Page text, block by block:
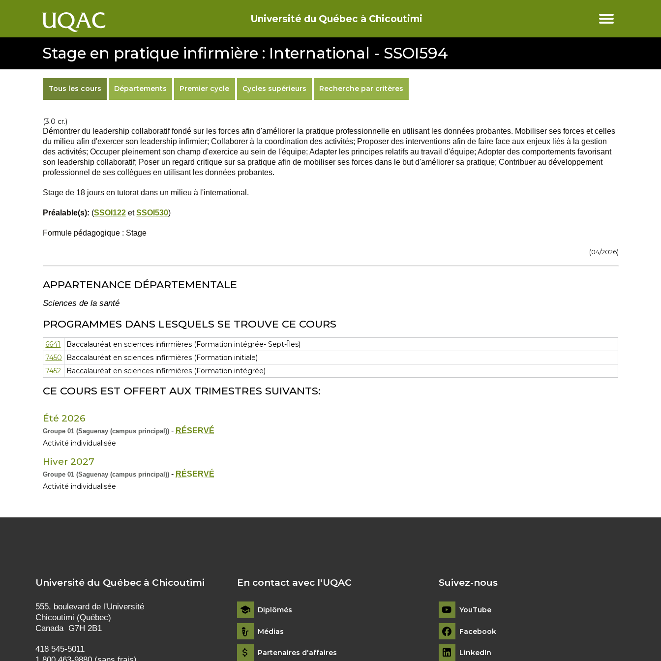
Université du Québec à Chicoutimi
Stage en pratique infirmière : International - SSOI594
Tous les cours Départements Premier cycle Cycles supérieurs Recherche par critères
(3.0 cr.)
Démontrer du leadership collaboratif fondé sur les forces afin d'améliorer la pratique professionnelle en utilisant les données probantes. Mobiliser ses forces et celles
du milieu afin d'exercer son leadership infirmier; Collaborer à la coordination des activités; Proposer des interventions afin de faire face aux enjeux liés à la gestion
des activités; Occuper pleinement son champ d'exercice au sein de l'équipe; Adapter les principes relatifs au travail d'équipe; Adopter des comportements favorisant
son leadership collaboratif; Poser un regard critique sur sa pratique afin de mobiliser ses forces dans le but d'améliorer sa pratique; Contribuer au développement
professionnel de ses collègues en utilisant les données probantes.
Stage de 18 jours en tutorat dans un milieu à l'international.
Préalable(s): (SSOI122 etSSOI530)
Formule pédagogique : Stage
(04/2026)
APPARTENANCE DÉPARTEMENTALE
Sciences de la santé
PROGRAMMES DANS LESQUELS SE TROUVE CE COURS
6641
Baccalauréat en sciences infirmières (Formation intégrée- Sept-Îles)
7450
Baccalauréat en sciences infirmières (Formation initiale)
7452
Baccalauréat en sciences infirmières (Formation intégrée)
CE COURS EST OFFERT AUX TRIMESTRES SUIVANTS:
Été 2026
Groupe 01 (Saguenay (campus principal)) - RÉSERVÉ
Activité individualisée
Hiver 2027
Groupe 01 (Saguenay (campus principal)) - RÉSERVÉ
Activité individualisée
Université du Québec à Chicoutimi
555, boulevard de l'Université
Chicoutimi (Québec)
Canada G7H 2B1
418 545-5011
En contact avec l'UQAC
Diplômés
Médias
Partenaires d'affaires
Suivez-nous
YouTube
Facebook
LinkedIn